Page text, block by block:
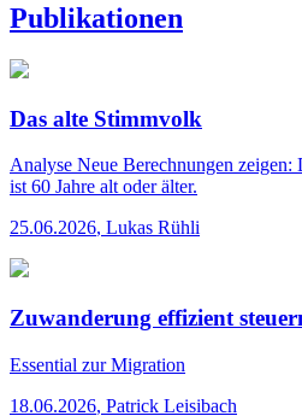
Publikationen
Das alte Stimmvolk
Analyse Neue Berechnungen
ist 60 Jahre alt oder älter.
25.06.2026, Lukas Rühli
Zuwanderung effizient
Essential zur Migration
18.06.2026, Patrick Leisibach